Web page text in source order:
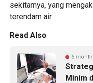
sekitarnya, yang
terendam air.
Read Also
6
Minim